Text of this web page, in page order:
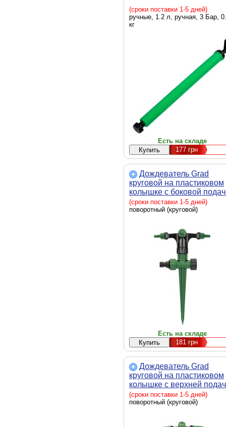
(сроки поставки 1-5 дней)
ручные, 1.2 л, ручная, 3 Бар,
кг
Есть на складе
177грн
Дождеватель Grad
круговой на пластиковом
колышке с боковой
(ABS) (5014115)
(сроки поставки 1-5 дней)
поворотный (круговой)
Есть на складе
181грн
Дождеватель Grad
круговой на пластиковом
колышке с верхней
(ABS) (5014105)
(сроки поставки 1-5 дней)
поворотный (круговой)